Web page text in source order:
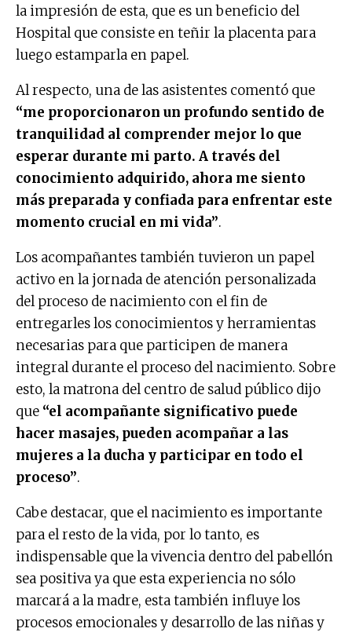
la impresión de esta, que es un beneficio del
Hospital que consiste en teñir la placenta para
luego estamparla en papel.
Al respecto, una de las asistentes comentó que
“me proporcionaron un profundo sentido de
tranquilidad al comprender mejor lo que
esperar durante mi parto. A través del
conocimiento adquirido, ahora me siento
más preparada y confiada para enfrentar este
momento crucial en mi vida”.
Los acompañantes también tuvieron un papel
activo en la jornada de atención personalizada
del proceso de nacimiento con el fin de
entregarles los conocimientos y herramientas
necesarias para que participen de manera
integral durante el proceso del nacimiento. Sobre
esto, la matrona del centro de salud público dijo
que “el acompañante significativo puede
hacer masajes, pueden acompañar a las
mujeres a la ducha y participar en todo el
proceso”.
Cabe destacar, que el nacimiento es importante
para el resto de la vida, por lo tanto, es
indispensable que la vivencia dentro del pabellón
sea positiva ya que esta experiencia no sólo
marcará a la madre, esta también influye los
procesos emocionales y desarrollo de las niñas y